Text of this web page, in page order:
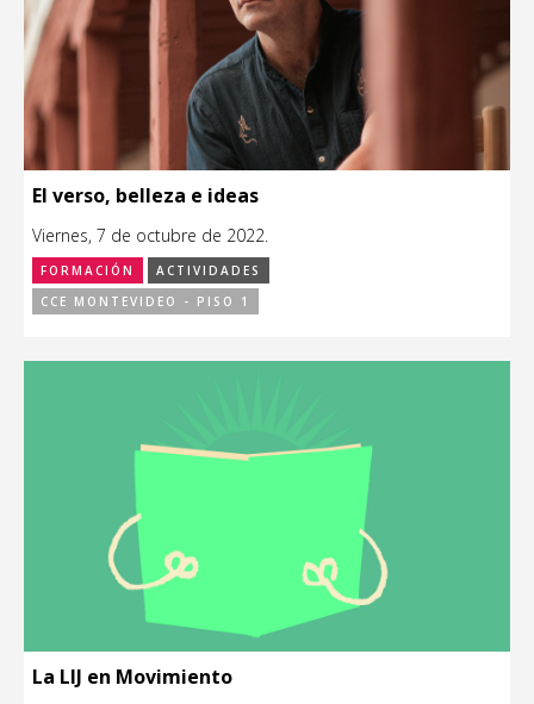
El verso, belleza e ideas
Viernes, 7 de octubre de 2022.
FORMACIÓN
ACTIVIDADES
CCE MONTEVIDEO - PISO 1
La LIJ en Movimiento